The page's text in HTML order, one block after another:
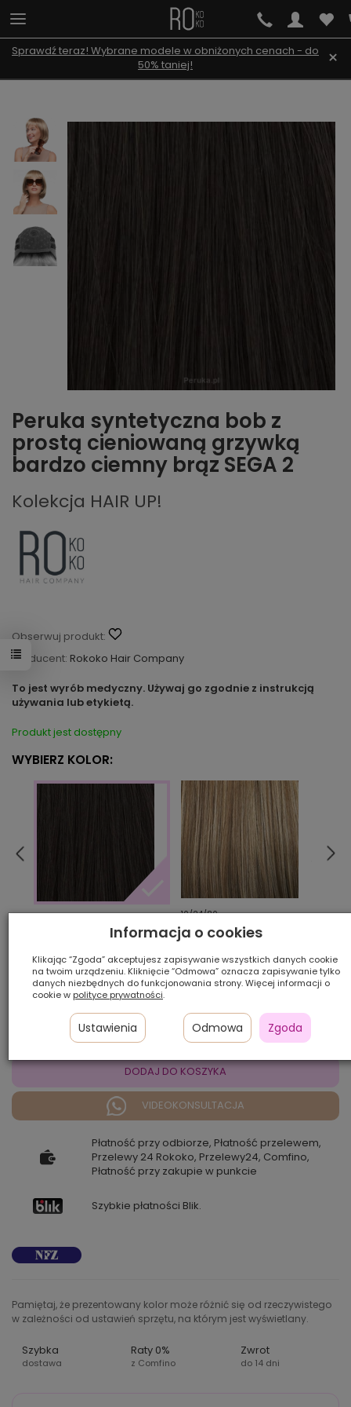
Sprawdź teraz! Wybrane modele w obniżonych cenach - do
50% taniej!
×
Peruka syntetyczna bob z
prostą cieniowaną grzywką
bardzo ciemny brąz SEGA 2
Kolekcja HAIR UP!
Obserwuj produkt:
Producent: Rokoko Hair Company
To jest wyrób medyczny. Używaj go zgodnie z instrukcją
używania lub etykietą.
Produkt jest dostępny
WYBIERZ KOLOR:
10/24/80 12/
Ilość szt.:
950,00 zł
DODAJ DO KOSZYKA
VIDEOKONSULTACJA
Płatność przy odbiorze, Płatność przelewem,
Przelewy 24 Rokoko, Przelewy24, Comfino,
Płatność przy zakupie w punkcie
Szybkie płatności Blik.
Pamiętaj, że prezentowany kolor może różnić się od rzeczywistego
w zależności od ustawień sprzętu, na którym jest wyświetlany.
Szybka
dostawa
Raty 0%
z Comfino
Zwrot
do 14 dni
Informacja o cookies
Klikając “Zgoda” akceptujesz zapisywanie wszystkich danych cookie
na twoim urządzeniu. Kliknięcie “Odmowa” oznacza zapisywanie tylko
danych niezbędnych do funkcjonowania strony. Więcej informacji o
cookie w polityce prywatności.
Ustawienia Odmowa Zgoda